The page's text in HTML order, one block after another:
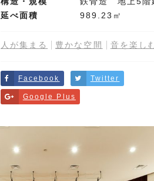
延べ面積
989.23㎡
人が集まる 豊かな空間 音を楽し
Facebook Twitter
Google Plus